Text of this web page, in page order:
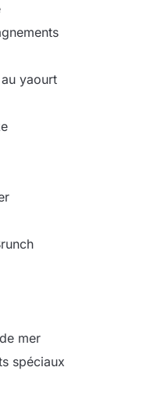
yaourt
mer
spéciaux